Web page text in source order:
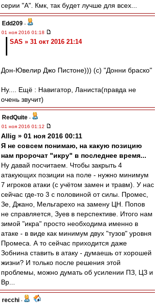
серии "А". Кмк, так будет лучше для всех...
Edd209 -
01 ноя 2016 01:18
SAS » 31 окт 2016 21:14
Дон-Ювелир Джо Пистоне))) (с) "Донни браско"
Ну.... Ещё : Навигатор, Ланиста(правда не
очень звучит)
RedQuite -
01 ноя 2016 01:12
Allig » 01 ноя 2016 00:11
Я не совсем понимаю, на какую позицию
нам пророчат "икру" в последнее время...
Ну давай посчитаем. Чтобы закрыть 4
атакующих позиции на поле - нужно минимум
7 игроков атаки (с учётом замен и травм). У нас
сейчас где-то 3 с половиной от силы. Промес,
Зе, Джано, Мельгарехо на замену ЦН. Попов
не справляется, Зуев в перспективе. Итого нам
зимой "икра" просто необходима именно в
атаке - в виде как минимум двух "тузов" уровня
Промеса. А то сейчас приходится даже
Зобнина ставить в атаку - думаешь от хорошей
жизни? И только после решения этой
проблемы, можно думать об усилении ПЗ, ЦЗ и
Вр...
recchi -